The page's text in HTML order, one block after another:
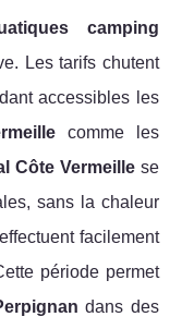
camping
Les tarifs chutent
accessibles les
comme les
Côte Vermeillese
sans la chaleur
facilement
période permet
dans des